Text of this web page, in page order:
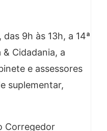
9h às 13h, a 14ª
Cidadania, a
e assessores
suplementar,
Corregedor